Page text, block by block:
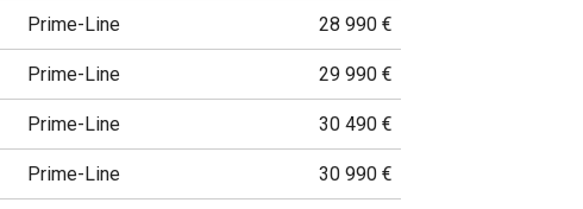
Prime-Line 28 990 €
Prime-Line 29 990 €
Prime-Line 30 490 €
Prime-Line 30 990 €